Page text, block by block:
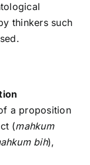
thinkers such
a proposition
(mahkum
bih),